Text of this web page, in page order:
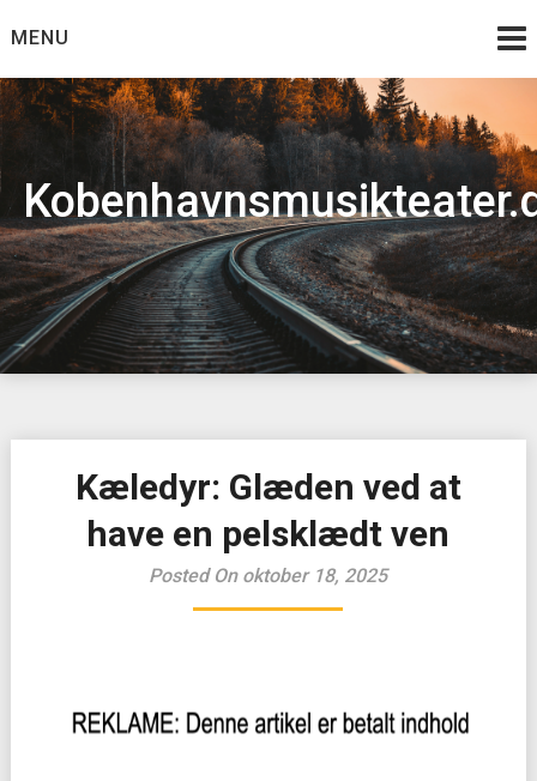
toMENU
Kæledyr: Glæden ved at
have en pelsklædt ven
Posted On oktober 18, 2025